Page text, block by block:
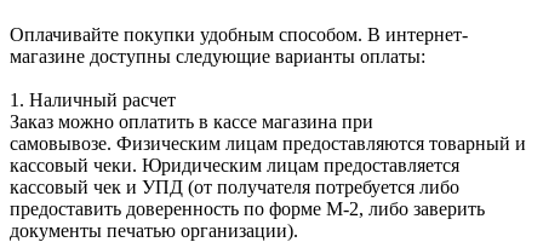
Оплачивайте покупки удобным способом. В интернет-
магазине доступны следующие варианты оплаты:
1. Наличный расчет
Заказ можно оплатить в кассе магазина при
самовывозе. Физическим лицам предоставляются товарный и
кассовый чеки. Юридическим лицам предоставляется
кассовый чек и УПД (от получателя потребуется либо
предоставить доверенность по форме М-2, либо заверить
документы печатью организации).